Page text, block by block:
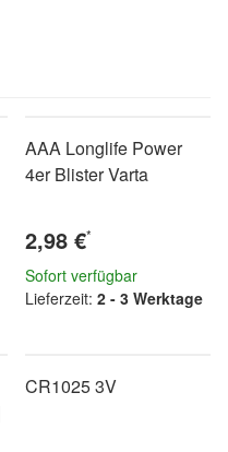
AAA Longlife Power
4er Blister Varta
2,98 €*
Sofort verfügbar
Lieferzeit: 2 - 3 Werktage
CR1025 3V